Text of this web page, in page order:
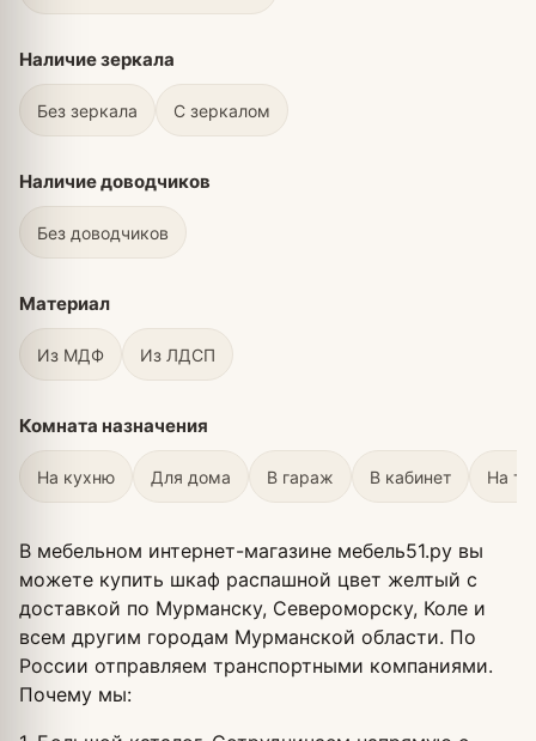
Наличие зеркала
Без зеркала С зеркалом
Наличие доводчиков
Без доводчиков
Материал
Из МДФ Из ЛДСП
Комната назначения
На кухню Для дома В гараж В кабинет На
В мебельном интернет-магазине мебель51.ру вы
можете купить шкаф распашной цвет желтый с
доставкой по Мурманску, Североморску, Коле и
всем другим городам Мурманской области. По
России отправляем транспортными компаниями.
Почему мы: